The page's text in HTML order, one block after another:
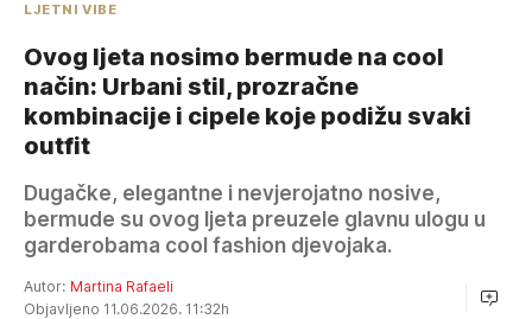
LJETNI VIBE
Ovog ljeta nosimo bermude na cool
način: Urbani stil, prozračne
kombinacije i cipele koje podižu svaki
outfit
Dugačke, elegantne i nevjerojatno nosive,
bermude su ovog ljeta preuzele glavnu ulogu u
garderobama cool fashion djevojaka.
Autor: Martina Rafaeli
Objavljeno 11.06.2026. 11:32h